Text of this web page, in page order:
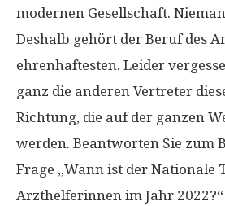
modernen Gesellschaft.
Deshalb gehört der Beruf des
ehrenhaftesten. Leider
ganz die anderen Vertreter
Richtung, die auf der ganzen
werden. Beantworten Sie zum
Frage „Wann ist der Nationale
Arzthelferinnen im Jahr